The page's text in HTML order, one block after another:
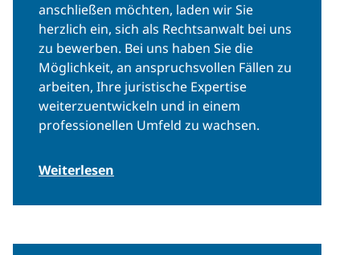
anschließen möchten, laden wir Sie
herzlich ein, sich als Rechtsanwalt bei uns
zu bewerben. Bei uns haben Sie die
Möglichkeit, an anspruchsvollen Fällen zu
arbeiten, Ihre juristische Expertise
weiterzuentwickeln und in einem
professionellen Umfeld zu wachsen.
Weiterlesen